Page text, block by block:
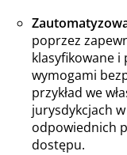
poprzez
klasyfikowane i
wymogami
przykład we
jurysdykcjach
odpowiednich
dostępu.